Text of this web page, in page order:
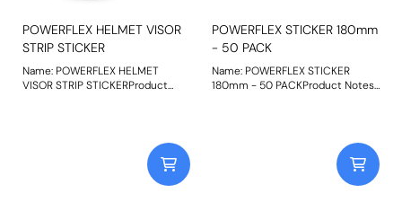
POWERFLEX HELMET VISOR
STRIP STICKER
Name: POWERFLEX HELMET
VISOR STRIP STICKERProduct
POWERFLEX STICKER 180mm
- 50 PACK
Name: POWERFLEX STICKER
180mm - 50 PACKProduct Notes: